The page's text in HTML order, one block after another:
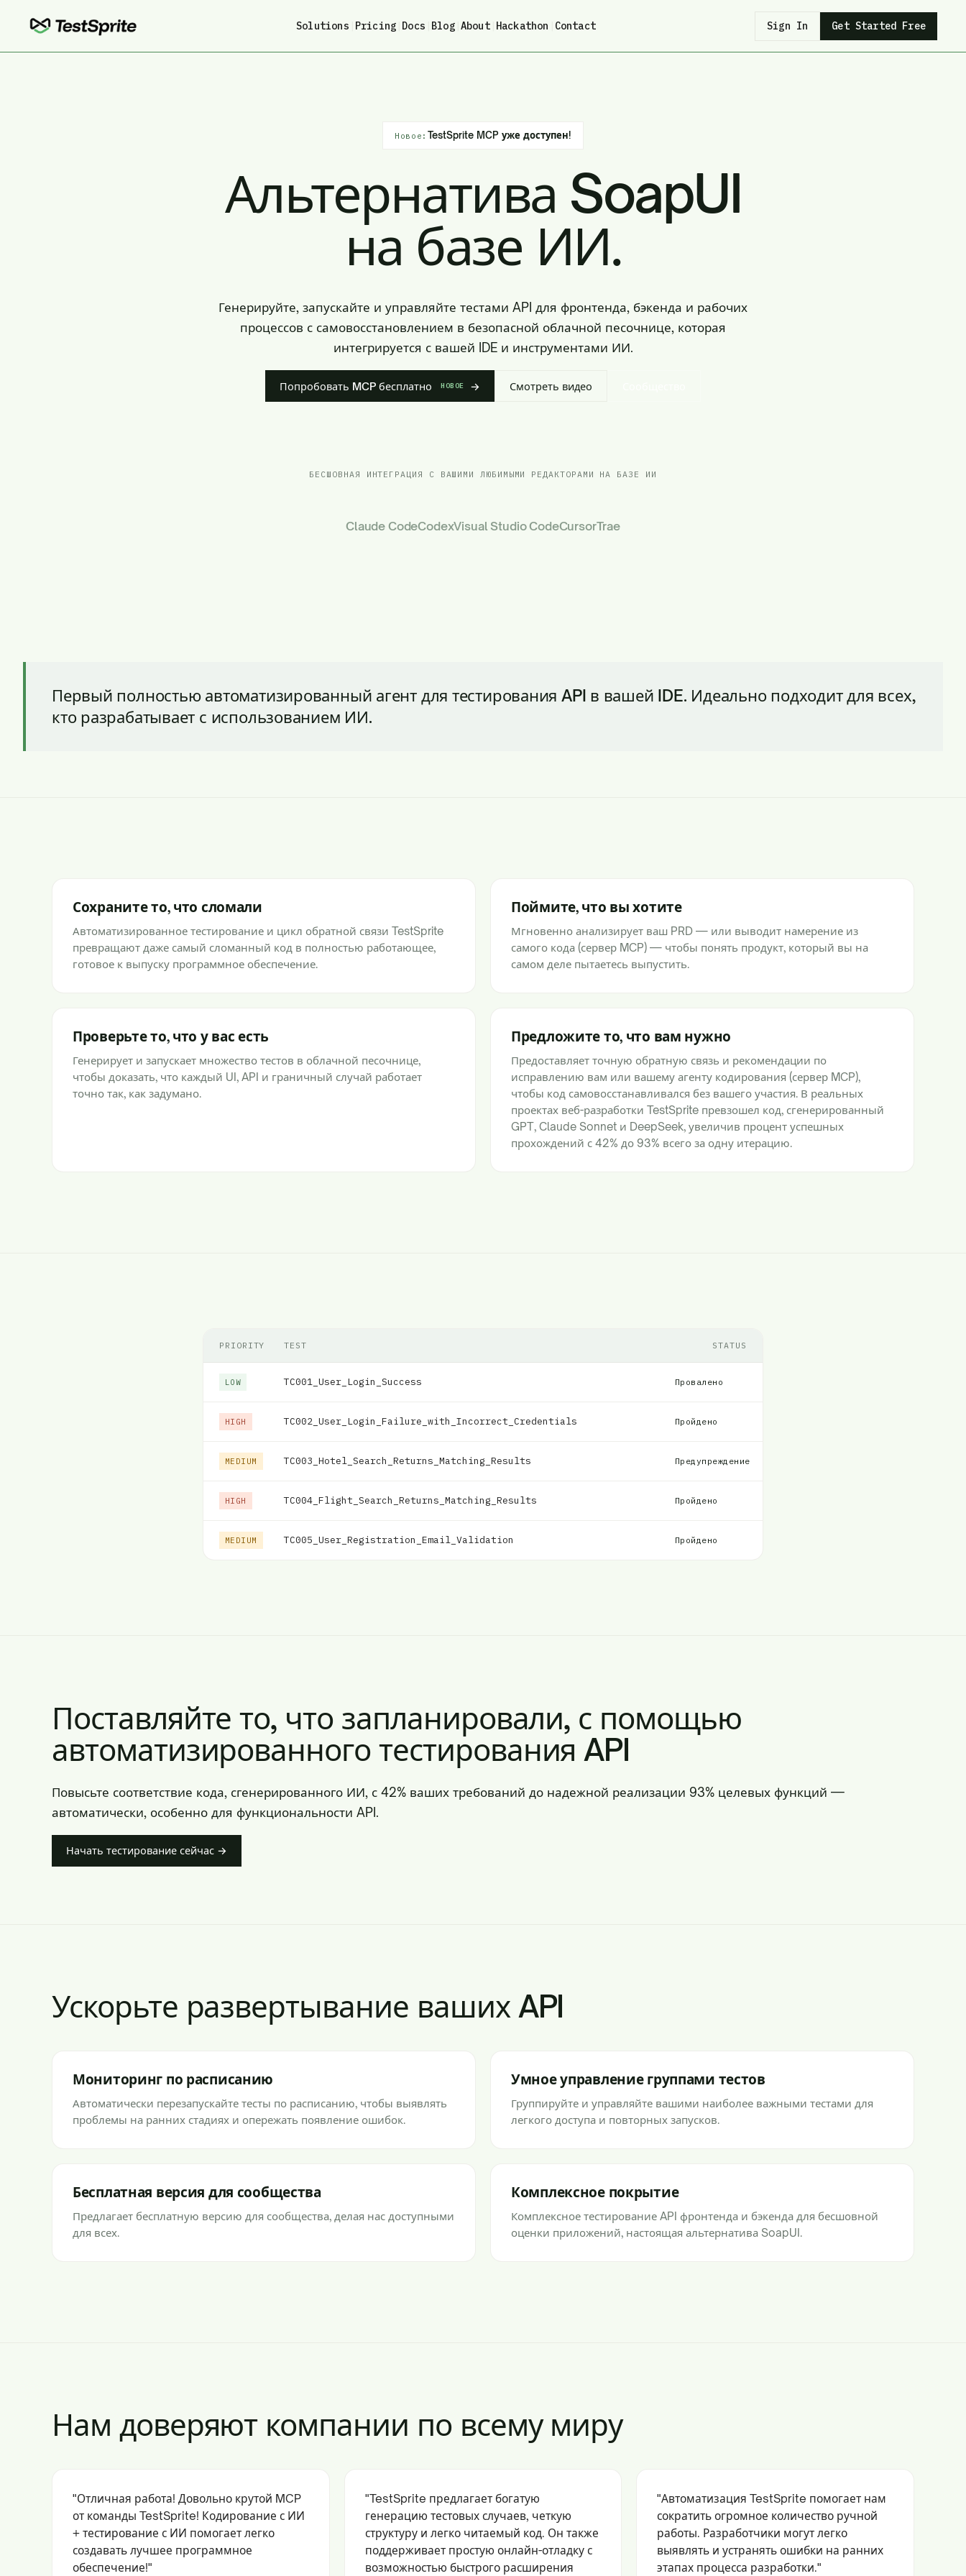
Solutions Pricing Docs Blog| About| Hackathon Contact Sign In Get Started Free
Новое: TestSprite MCP уже доступен!
Альтернатива SoapUI
на базе ИИ.
Генерируйте, запускайте и управляйте тестами API для фронтенда, бэкенда и рабочих
процессов с самовосстановлением в безопасной облачной песочнице, которая
интегрируется с вашей IDE и инструментами ИИ.
Попробовать MCP бесплатно НОВОЕ → Смотреть видео
БЕСШОВНАЯ ИНТЕГРАЦИЯ С ВАШИМИ ЛЮБИМЫМИ РЕДАКТОРАМИ НА БАЗЕ ИИ
Claude CodeCodexVisual Studio CodeCursorTrae
Первый полностью автоматизированный агент для тестирования API в вашей IDE. Идеально подходит для всех,
кто разрабатывает с использованием ИИ.
Сохраните то, что сломали
Автоматизированное тестирование и цикл обратной связи TestSprite
превращают даже самый сломанный код в полностью работающее,
готовое к выпуску программное обеспечение.
Поймите, что вы хотите
Мгновенно анализирует ваш PRD — или выводит намерение из
самого кода (сервер MCP) — чтобы понять продукт, который вы на
самом деле пытаетесь выпустить.
Проверьте то, что у вас есть
Генерирует и запускает множество тестов в облачной песочнице,
чтобы доказать, что каждый UI, API и граничный случай работает
точно так, как задумано.
Предложите то, что вам нужно
Предоставляет точную обратную связь и рекомендации по
исправлению вам или вашему агенту кодирования (сервер MCP),
чтобы код самовосстанавливался без вашего участия. В реальных
проектах веб-разработки TestSprite превзошел код, сгенерированный
GPT, Claude Sonnet и DeepSeek, увеличив процент успешных
прохождений с 42% до 93% всего за одну итерацию.
PRIORITY TEST STATUS
LOW TC001_User_Login_Success Провалено
HIGH TC002_User_Login_Failure_with_Incorrect_Credentials Пройдено
MEDIUM TC003_Hotel_Search_Returns_Matching_Results Предупреждение
HIGH TC004_Flight_Search_Returns_Matching_Results Пройдено
MEDIUM TC005_User_Registration_Email_Validation Пройдено
Поставляйте то, что запланировали, с помощью
автоматизированного тестирования API
Повысьте соответствие кода, сгенерированного ИИ, с 42% ваших требований до надежной реализации 93% целевых функций —
автоматически, особенно для функциональности API.
Начать тестирование сейчас →
Ускорьте развертывание ваших API
Мониторинг по расписанию
Автоматически перезапускайте тесты по расписанию, чтобы выявлять
проблемы на ранних стадиях и опережать появление ошибок.
Умное управление группами тестов
Группируйте и управляйте вашими наиболее важными тестами для
легкого доступа и повторных запусков.
Бесплатная версия для сообщества
Предлагает бесплатную версию для сообщества, делая нас доступными
для всех.
Комплексное покрытие
Комплексное тестирование API фронтенда и бэкенда для бесшовной
оценки приложений, настоящая альтернатива SoapUI.
Нам доверяют компании по всему миру
"Отличная работа! Довольно крутой MCP
от команды TestSprite! Кодирование с ИИ
+ тестирование с ИИ помогает легко
создавать лучшее программное
обеспечение!"
"TestSprite предлагает богатую
генерацию тестовых случаев, четкую
структуру и легко читаемый код. Он также
поддерживает простую онлайн-отладку с
возможностью быстрого расширения
"Автоматизация TestSprite помогает нам
сократить огромное количество ручной
работы. Разработчики могут легко
выявлять и устранять ошибки на ранних
этапах процесса разработки."